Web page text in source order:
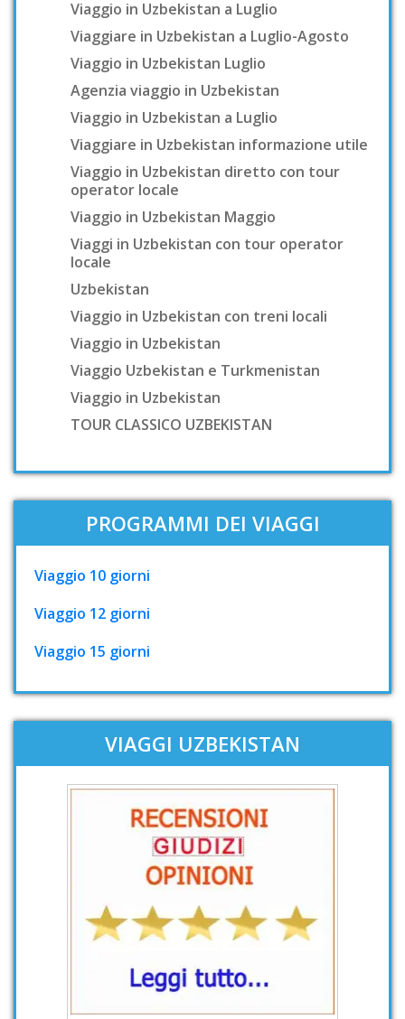
Viaggio in Uzbekistan a Luglio
Viaggiare in Uzbekistan a Luglio-Agosto
Viaggio in Uzbekistan Luglio
Agenzia viaggio in Uzbekistan
Viaggio in Uzbekistan a Luglio
Viaggiare in Uzbekistan informazione utile
Viaggio in Uzbekistan diretto con tour
operator locale
Viaggio in Uzbekistan Maggio
Viaggi in Uzbekistan con tour operator
locale
Uzbekistan
Viaggio in Uzbekistan con treni locali
Viaggio in Uzbekistan
Viaggio Uzbekistan e Turkmenistan
Viaggio in Uzbekistan
TOUR CLASSICO UZBEKISTAN
PROGRAMMI DEI VIAGGI
Viaggio 10 giorni
Viaggio 12 giorni
Viaggio 15 giorni
VIAGGI UZBEKISTAN